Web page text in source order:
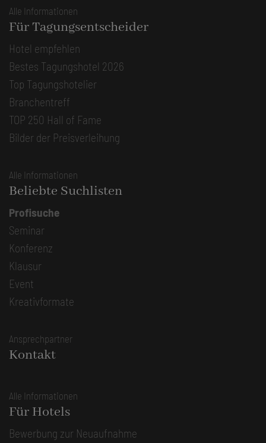
Alle Informationen
Für Tagungsentscheider
Hotel empfehlen
Bestes Tagungshotel 2026
Top Tagungshotelier
Branchentreff
TOP 250 Hall of Fame
Bilder der Preisverleihung
Alle Informationen
Beliebte Suchlisten
Profisuche
Seminar
Konferenz
Klausur
Event
Kreativformate
Ansprechpartner
Kontakt
Alle Informationen
Für Hotels
Bewerbung zur Neuaufnahme